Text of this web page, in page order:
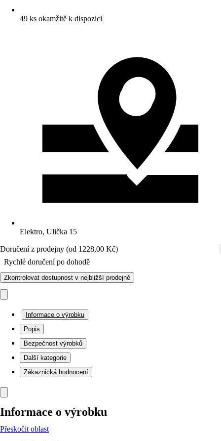
49 ks okamžitě k dispozici
Elektro, Ulička 15
Doručení z prodejny (od 1228,00 Kč)
Rychlé doručení po dohodě
Zkontrolovat dostupnost v nejbližší prodejně
Informace o výrobku
Popis
Bezpečnost výrobků
Další kategorie
Zákaznická hodnocení
Informace o výrobku
Přeskočit oblast